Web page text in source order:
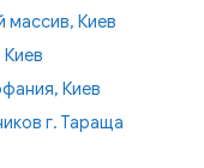
массив, Киев
Киев
г. Тараща